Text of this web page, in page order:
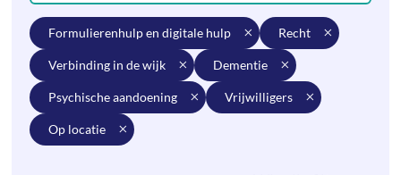
formulierenhulp en digitale hulp recht
verbinding in de wijk dementie
psychische aandoening vrijwilligers
op locatie